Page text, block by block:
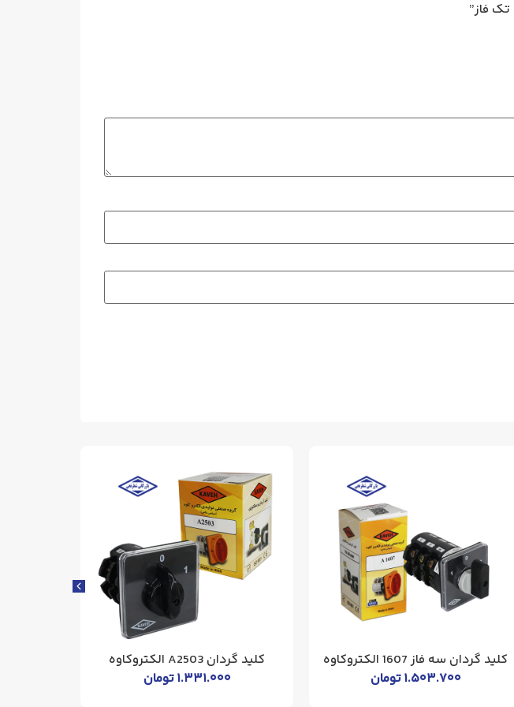
کلید گردان سه فاز 1607 الکتروکاوه
۱.۵۰۳.۷۰۰تومان
کلید گردان A2503 الکتروکاوه
۱.۳۳۱.۰۰۰تومان